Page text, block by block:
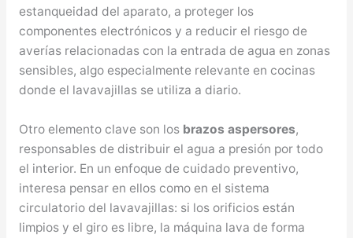
estanqueidad del aparato, a proteger los
componentes electrónicos y a reducir el riesgo de
averías relacionadas con la entrada de agua en zonas
sensibles, algo especialmente relevante en cocinas
donde el lavavajillas se utiliza a diario.
Otro elemento clave son los brazos aspersores,
responsables de distribuir el agua a presión por todo
el interior. En un enfoque de cuidado preventivo,
interesa pensar en ellos como en el sistema
circulatorio del lavavajillas: si los orificios están
limpios y el giro es libre, la máquina lava de forma